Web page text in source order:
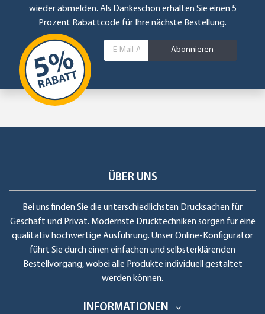
wieder abmelden. Als Dankeschön erhalten Sie einen 5
Prozent Rabattcode für Ihre nächste Bestellung.
Abonnieren
ÜBER UNS
Bei uns finden Sie die unterschiedlichsten Drucksachen für
Geschäft und Privat. Modernste Drucktechniken sorgen für eine
qualitativ hochwertige Ausführung. Unser Online-Konfigurator
führt Sie durch einen einfachen und selbsterklärenden
Bestellvorgang, wobei alle Produkte individuell gestaltet
werden können.
INFORMATIONEN